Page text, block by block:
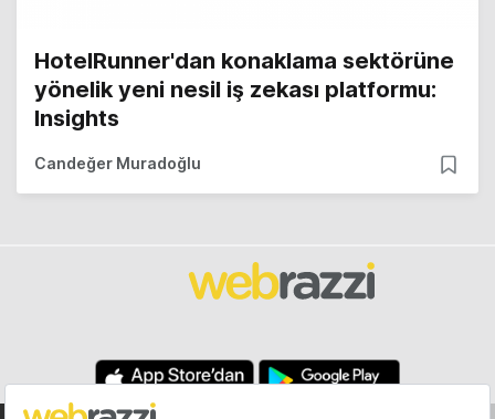
HotelRunner'dan konaklama sektörüne
yönelik yeni nesil iş zekası platformu:
Insights
Candeğer Muradoğlu